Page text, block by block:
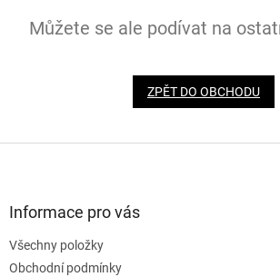
Můžete se ale podívat na
ZPĚT DO OBCHODU
Informace pro vás
Všechny položky
Obchodní podmínky